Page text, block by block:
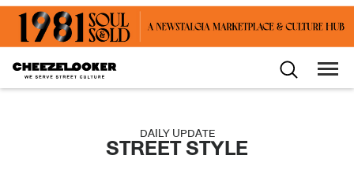
DAILY UPDATE
STREET STYLE